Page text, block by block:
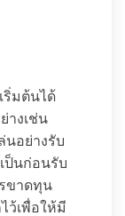
ริ่มต้นได้
างเช่น
นอย่างรับ
ป็นก่อนรับ
ขาดทุน
ว้เพื่อให้มี